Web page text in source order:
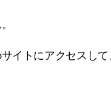
イトにアクセスし